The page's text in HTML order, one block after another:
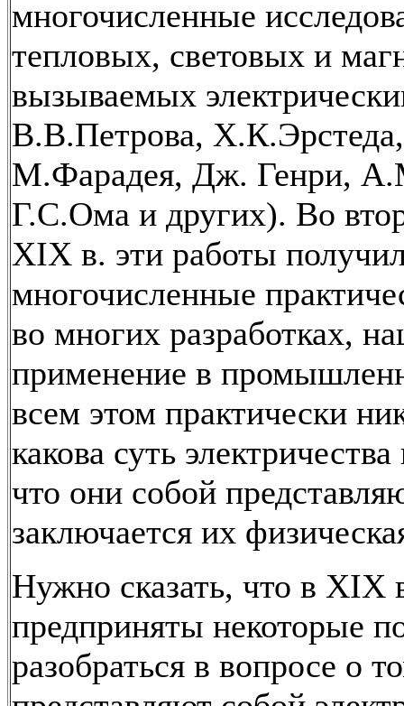
многочисленные
тепловых, световых и
вызываемых
В.В.Петрова,
М.Фарадея, Дж. Генри,
Г.С.Ома и других). Во
XIX в. эти работы
многочисленные
во многих разработках,
применение в
всем этом практически
какова суть
что они собой
заключается их
Нужно сказать, что в XIX
предприняты некоторые
разобраться в вопросе о